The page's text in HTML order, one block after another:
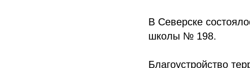
В Северске
школы № 198.
Благоустройство